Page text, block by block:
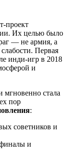
проект
Их целью было
— не армия, а
Первая
инди-игр в 2018
и
мгновенно стала
пор
:
советников и
и